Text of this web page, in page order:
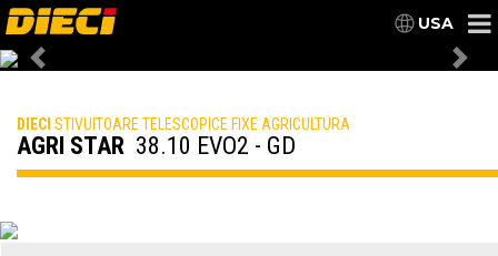
USA
Previous
DIECI STIVUITOARE TELESCOPICE FIXE AGRICULTURA
AGRI STAR 38.10 EVO2 - GD